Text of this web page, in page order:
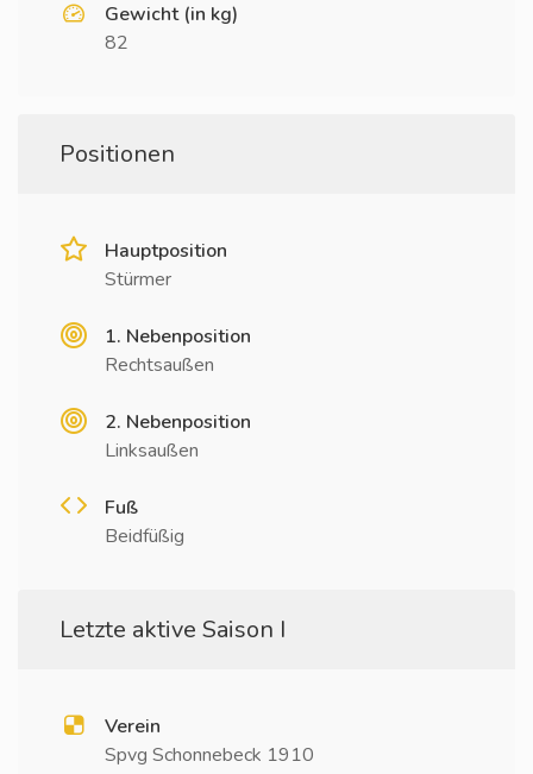
Gewicht (in kg)
82
Positionen
Hauptposition
Stürmer
1. Nebenposition
Rechtsaußen
2. Nebenposition
Linksaußen
Fuß
Beidfüßig
Letzte aktive Saison I
Verein
Spvg Schonnebeck 1910